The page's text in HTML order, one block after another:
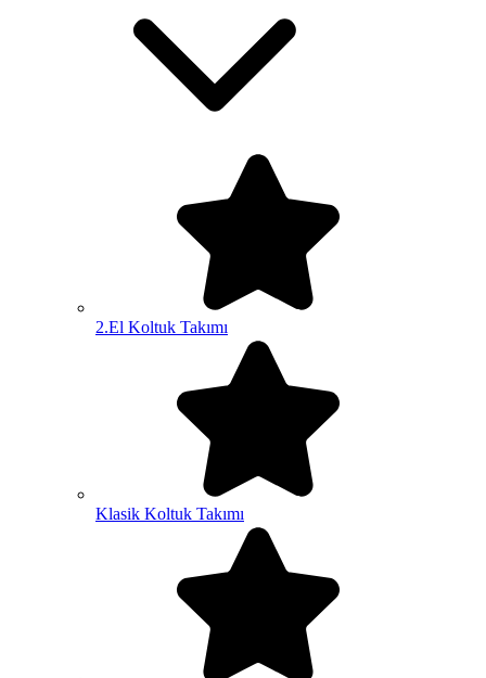
2.El Koltuk Takımı
Klasik Koltuk Takımı